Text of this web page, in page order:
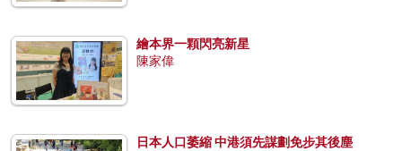
繪本界一顆閃亮新星
陳家偉
日本人口萎縮 中港須先謀劃免步其後塵